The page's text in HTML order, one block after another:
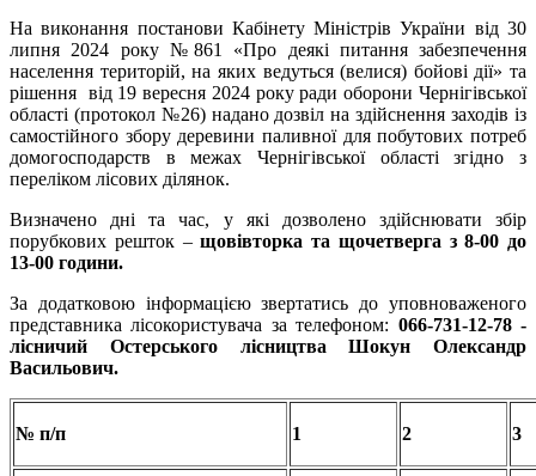
На виконання постанови Кабінету Міністрів України від 30
липня 2024 року №861 «Про деякі питання забезпечення
населення територій, на яких ведуться (велися) бойові дії» та
рішення від 19 вересня 2024 року ради оборони Чернігівської
області (протокол №26) надано дозвіл на здійснення заходів із
самостійного збору деревини паливної для побутових потреб
домогосподарств в межах Чернігівської області згідно з
переліком лісових ділянок.
Визначено дні та час, у які дозволено здійснювати збір
порубкових решток –щовівторка та щочетверга з 8-00 до
13-00 години.
За додатковою інформацією звертатись до уповноваженого
представника лісокористувача за телефоном: 066-731-12-78 -
лісничий ОстерськоголісництваШокун Олександр
Васильович.
№ п/п 1 2 3